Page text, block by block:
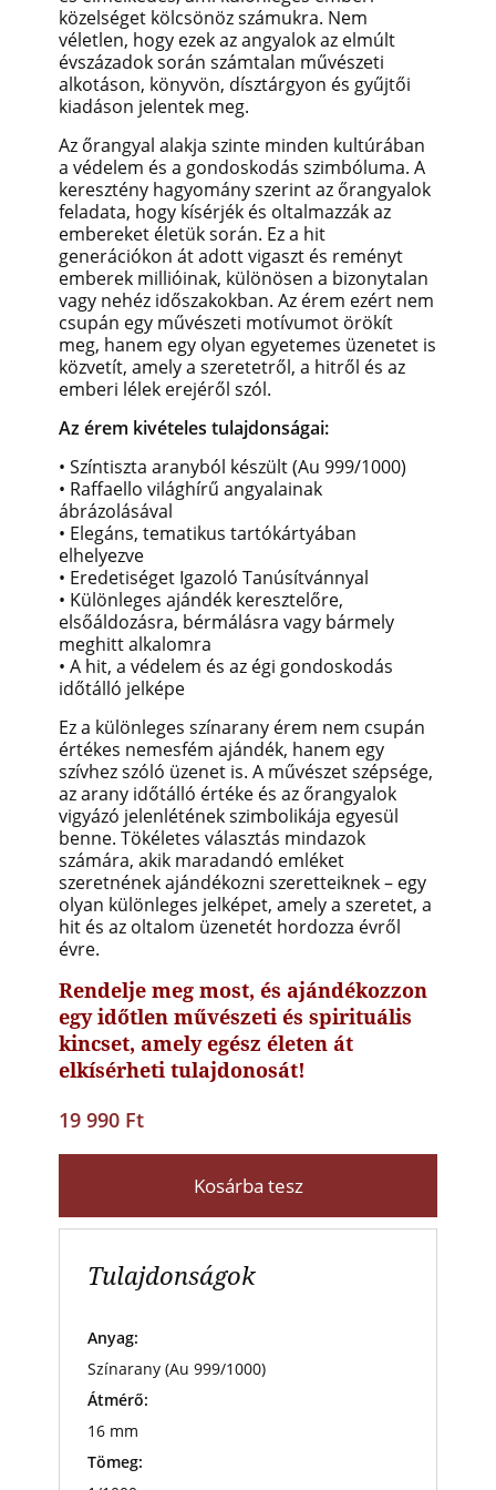
közelséget kölcsönöz számukra. Nem
véletlen, hogy ezek az angyalok az elmúlt
évszázadok során számtalan művészeti
alkotáson, könyvön, dísztárgyon és gyűjtői
kiadáson jelentek meg.
Az őrangyal alakja szinte minden kultúrában
a védelem és a gondoskodás szimbóluma. A
keresztény hagyomány szerint az őrangyalok
feladata, hogy kísérjék és oltalmazzák az
embereket életük során. Ez a hit
generációkon át adott vigaszt és reményt
emberek millióinak, különösen a bizonytalan
vagy nehéz időszakokban. Az érem ezért nem
csupán egy művészeti motívumot örökít
meg, hanem egy olyan egyetemes üzenetet is
közvetít, amely a szeretetről, a hitről és az
emberi lélek erejéről szól.
Az érem kivételes tulajdonságai:
• Színtiszta aranyból készült (Au 999/1000)
• Raffaello világhírű angyalainak
ábrázolásával
• Elegáns, tematikus tartókártyában
elhelyezve
• Eredetiséget Igazoló Tanúsítvánnyal
• Különleges ajándék keresztelőre,
elsőáldozásra, bérmálásra vagy bármely
meghitt alkalomra
• A hit, a védelem és az égi gondoskodás
időtálló jelképe
Ez a különleges színarany érem nem csupán
értékes nemesfém ajándék, hanem egy
szívhez szóló üzenet is. A művészet szépsége,
az arany időtálló értéke és az őrangyalok
vigyázó jelenlétének szimbolikája egyesül
benne. Tökéletes választás mindazok
számára, akik maradandó emléket
szeretnének ajándékozni szeretteiknek – egy
olyan különleges jelképet, amely a szeretet, a
hit és az oltalom üzenetét hordozza évről
évre.
Rendelje meg most, és ajándékozzon
egy időtlen művészeti és spirituális
kincset, amely egész életen át
elkísérheti tulajdonosát!
19 990 Ft
Kosárba tesz
Tulajdonságok
Anyag:
Színarany (Au 999/1000)
Átmérő:
16 mm
Tömeg: